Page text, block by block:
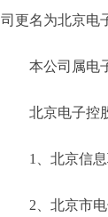
司更名为北京电
本公司属电子
北京电子控股
1、北京信息
2、北京市电